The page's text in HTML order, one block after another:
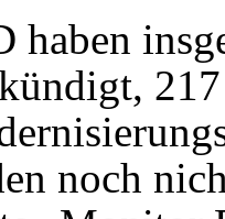
haben
noch